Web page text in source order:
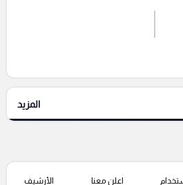
إرسال تعليق
المزيد
اعلن معنا الأرشيف